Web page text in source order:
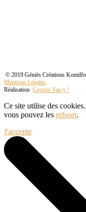
© 2019 Géniès Créations Komilfo
Mentions Légales.
Réalisation Groupe Vas-y !
Ce site utilise des
vous pouvez les refuser.
J'accepte